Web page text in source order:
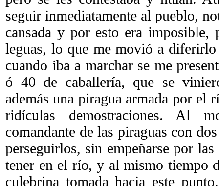
seguir inmediatamente al pueblo,
cansada y por esto era imposible,
leguas, lo que me movió a
cuando iba a marchar se me
ó 40 de caballería, que se
además una piragua armada por el
ridículas demostraciones. Al
comandante de las piraguas con
perseguirlos, sin empeñarse por
tener en el río, y al mismo tiempo
culebrina tomada hacia este